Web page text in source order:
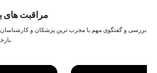
مراقبت های
بررسی و گفتگوی مهم با مجرب ترین پزشکان و
بازخورد بیماران در پلتفرم ما.